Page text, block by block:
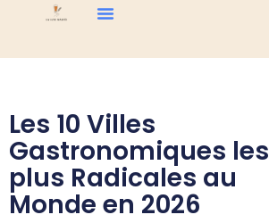
Les 10 Villes
Gastronomiques les
plus Radicales au
Monde en 2026